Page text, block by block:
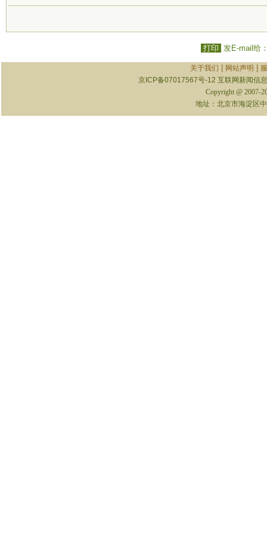
打印 发E-mail给
关于我们 网站声明
京ICP备07017567号-12 互联网新闻信
Copyright @ 2007-
地址：北京市海淀区